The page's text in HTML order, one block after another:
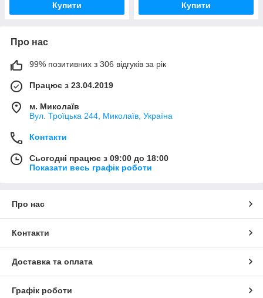
Купити Купити
Про нас
99% позитивних з 306 відгуків за рік
Працює з 23.04.2019
м. Миколаїв
Вул. Троїцька 244, Миколаїв, Україна
Контакти
Сьогодні працює з 09:00 до 18:00
Показати весь графік роботи
Про нас
Контакти
Доставка та оплата
Графік роботи